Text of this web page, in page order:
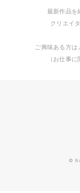
最新作品を
クリエイ
ご興味ある方は
（お仕事
©